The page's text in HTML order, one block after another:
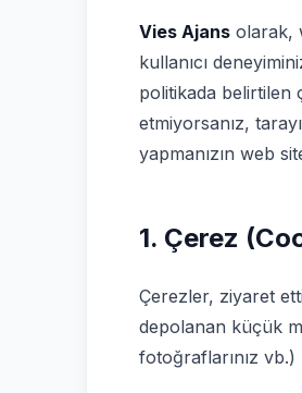
Vies Ajans olarak,
kullanıcı
politikada belirtilen
etmiyorsanız,
yapmanızın web
1. Çerez
Çerezler, ziyaret
depolanan küçük
fotoğraflarınız